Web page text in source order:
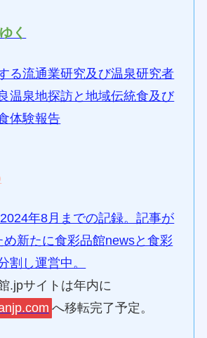
く
る流通業研究及び温泉研究者
温泉地探訪と地域伝統食及び
体験報告
年8月までの記録。記事が
め新たに食彩品館newsと食彩
割し運営中。
.jpサイトは年内に
へ移転完了予定。